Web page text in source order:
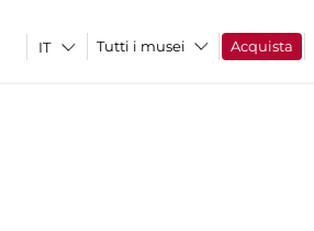
Tutti i musei Acquista